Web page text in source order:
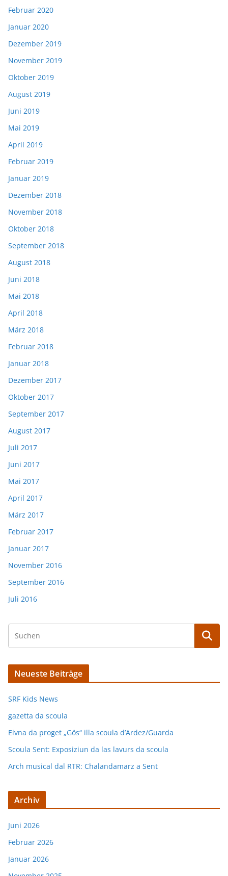
Februar 2020
Januar 2020
Dezember 2019
November 2019
Oktober 2019
August 2019
Juni 2019
Mai 2019
April 2019
Februar 2019
Januar 2019
Dezember 2018
November 2018
Oktober 2018
September 2018
August 2018
Juni 2018
Mai 2018
April 2018
März 2018
Februar 2018
Januar 2018
Dezember 2017
Oktober 2017
September 2017
August 2017
Juli 2017
Juni 2017
Mai 2017
April 2017
März 2017
Februar 2017
Januar 2017
November 2016
September 2016
Juli 2016
Neueste Beiträge
SRF Kids News
gazetta da scoula
Eivna da proget „Gös“ illa scoula d’Ardez/Guarda
Scoula Sent: Exposiziun da las lavurs da scoula
Arch musical dal RTR: Chalandamarz a Sent
Archiv
Juni 2026
Februar 2026
Januar 2026